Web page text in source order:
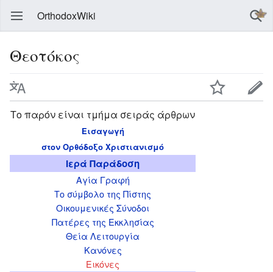
OrthodoxWiki
Θεοτόκος
Το παρόν είναι τμήμα σειράς άρθρων
Εισαγωγή
στον Ορθόδοξο Χριστιανισμό
Ιερά Παράδοση
Αγία Γραφή
Το σύμβολο της Πίστης
Οικουμενικές Σύνοδοι
Πατέρες της Εκκλησίας
Θεία Λειτουργία
Κανόνες
Εικόνες